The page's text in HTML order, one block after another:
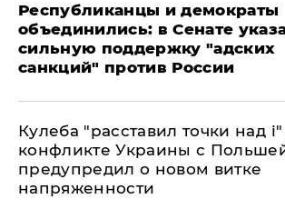
Республиканцы и демократы
объединились: в Сенате
сильную поддержку "адских
санкций" против России
Кулеба "расставил точки над
конфликте Украины с
предупредил о новом витке
напряженности